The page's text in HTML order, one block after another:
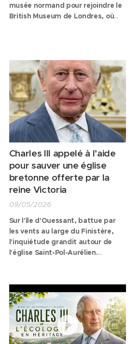
musée normand pour rejoindre le
British Museum de Londres, où
entre la France et l'Angleterre au
Moyen Âge.
Charles III appelé à l’aide
pour sauver une église
bretonne offerte par la
reine Victoria
09/05/2026
Sur l'île d'Ouessant, battue par
les vents au large du Finistère,
l'inquiétude grandit autour de
l'église Saint-Pol-Aurélien.
aujourd'hui de voir sa toiture
s'effondrer. Face à l'urgence,
l'association de sauvegarde du
patrimoine religieux de l'île a
décidé de lancer un appel peu
commun :...